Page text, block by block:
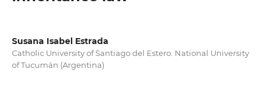
Susana Isabel Estrada
Catholic University of Santiago del Estero. National University
of Tucumán (Argentina)